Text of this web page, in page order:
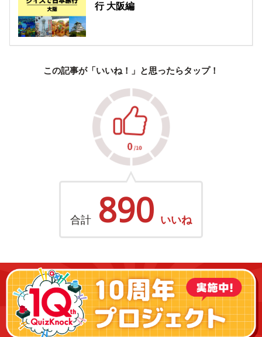
行 大阪編
この記事が「いいね！」と思ったらタップ！
合計 890 いいね